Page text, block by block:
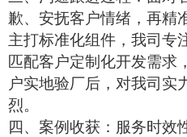
歉、安抚客户情绪，再精
主打标准化组件，我司专
匹配客户定制化开发需求
户实地验厂后，对我司实
烈。
四、案例收获：服务时效